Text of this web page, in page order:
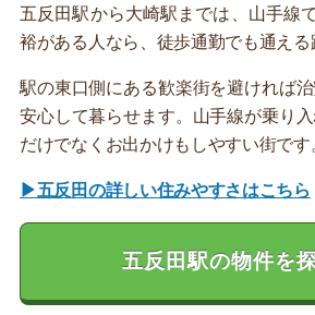
五反田駅から大崎駅までは、山手線
裕がある人なら、徒歩通勤でも通える
駅の東口側にある歓楽街を避ければ
安心して暮らせます。山手線が乗り
だけでなくお出かけもしやすい街です
▶五反田の詳しい住みやすさはこちら
五反田駅の物件を